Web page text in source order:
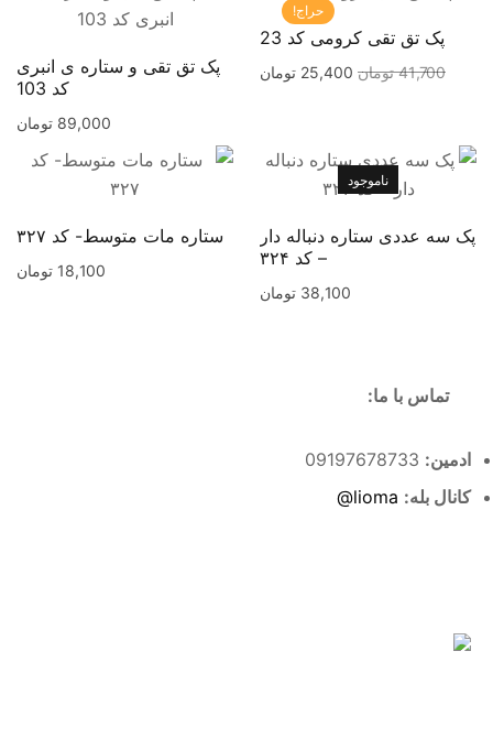
حراج!
پک تق تقی کرومی کد 23
41,700 تومان 25,400 تومان
پک تق تقی و ستاره ی انبری
کد 103
89,000 تومان
ناموجود
پک سه عددی ستاره دنباله دار
– کد ۳۲۴
38,100 تومان
ستاره مات متوسط- کد ۳۲۷
18,100 تومان
تماس با ما:
ادمین:
کانال بله: lioma@